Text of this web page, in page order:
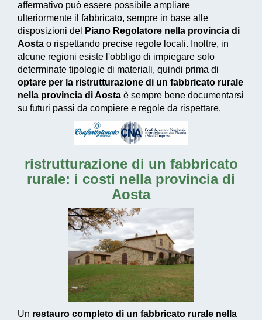
affermativo può essere possibile ampliare
ulteriormente il fabbricato, sempre in base alle
disposizioni del
Piano Regolatore nella provincia di
Aosta o rispettando precise regole locali. Inoltre, in
alcune regioni esiste l'obbligo di impiegare solo
determinate tipologie di materiali, quindi prima di
optare per la ristrutturazione di un fabbricato rurale
nella provincia di Aosta è sempre bene documentarsi
su futuri passi da compiere e regole da rispettare.
ristrutturazione di un fabbricato
rurale: i costi nella provincia di
Aosta
Un restauro completo di un fabbricato rurale nella